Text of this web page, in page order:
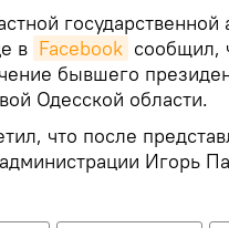
государственной
в Facebook сообщил,
бывшего
Одесской области.
что после
Игорь